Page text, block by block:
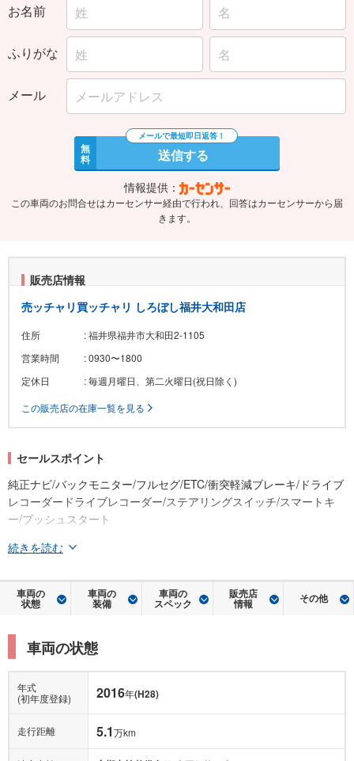
お名前
ふりがな
メール
無
料 送信する
情報提供：
この車両のお問合せはカーセンサー経由で行われ、回答はカーセンサーから届
きます。
販売店情報
売ッチャリ買ッチャリ しろぼし福井大和田店
住所
: 福井県福井市大和田2-1105
営業時間
: 0930〜1800
定休日
: 毎週月曜日、第二火曜日(祝日除く)
この販売店の在庫一覧を見る
セールスポイント
純正ナビ/バックモニター/フルセグ/ETC/衝突軽減ブレーキ/ドライブ
レコーダードライブレコーダー/ステアリングスイッチ/スマートキ
ー/プッシュスタート
続きを読む
車両の
状態
車両の
装備
車両の
スペック
販売店
情報 その他
車両の状態
年式
(初年度登録)
2016年(H28)
走行距離 5.1万km